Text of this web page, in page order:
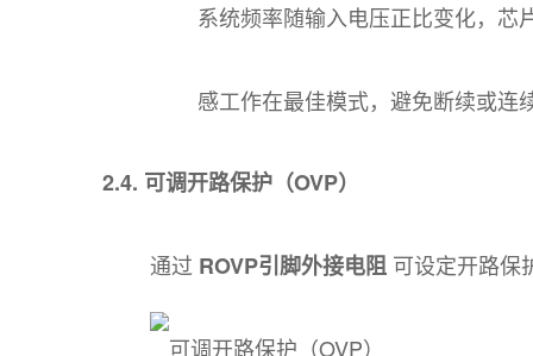
系统频率随输入电压正比变化，芯
感工作在最佳模式，避免断续或连
2.4. 可调开路保护（OVP）
通过 ROVP引脚外接电阻可设定开路保